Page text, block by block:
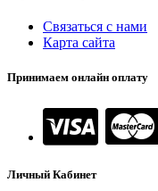
Связаться с нами
Карта сайта
Принимаем онлайн оплату
Личный Кабинет